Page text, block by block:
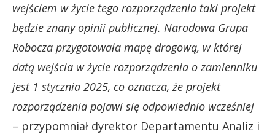
wejściem w życie tego rozporządzenia taki projekt
będzie znany opinii publicznej. Narodowa Grupa
Robocza przygotowała mapę drogową, w której
datą wejścia w życie rozporządzenia o zamienniku
jest 1 stycznia 2025, co oznacza, że projekt
rozporządzenia pojawi się odpowiednio wcześniej
– przypomniał dyrektor Departamentu Analiz i